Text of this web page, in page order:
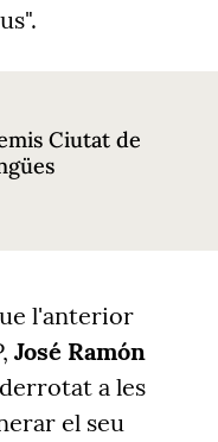
Ciutat de
l'anterior
José Ramón
a les
el seu